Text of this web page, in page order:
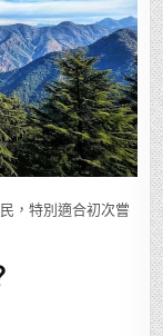
，特別適合初次嘗